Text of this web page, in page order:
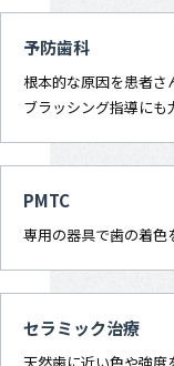
予防歯科
根本的な原因を患者さ
ブラッシング指導にも
PMTC
専用の器具で歯の着色
セラミック治療
天然歯に近い色や強度